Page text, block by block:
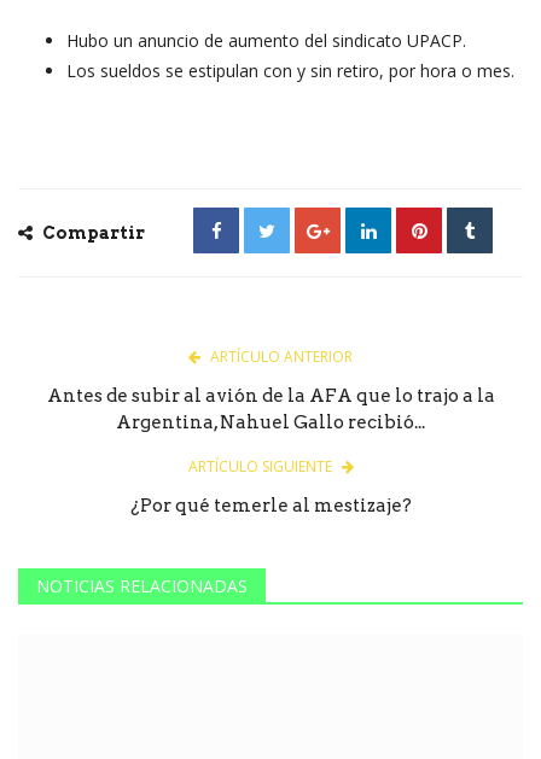
Hubo un anuncio de aumento del sindicato UPACP.
Los sueldos se estipulan con y sin retiro, por hora o mes.
Compartir
ARTÍCULO ANTERIOR
Antes de subir al avión de la AFA que lo trajo a la
Argentina, Nahuel Gallo recibió...
ARTÍCULO SIGUIENTE
¿Por qué temerle al mestizaje?
NOTICIAS RELACIONADAS